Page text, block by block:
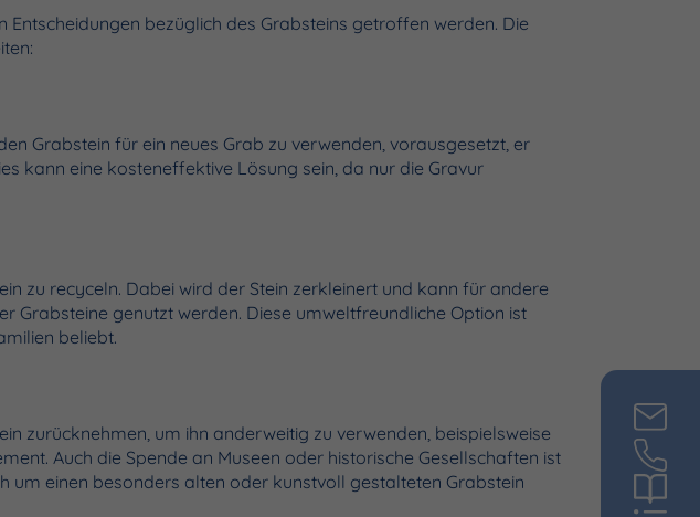
Entscheidungen bezüglich des Grabsteins getroffen werden. Die
Grabstein für ein neues Grab zu verwenden, vorausgesetzt, er
kann eine kosteneffektive Lösung sein, da nur die Gravur
zu recyceln. Dabei wird der Stein zerkleinert und kann für andere
Grabsteine genutzt werden. Diese umweltfreundliche Option ist
beliebt.
zurücknehmen, um ihn anderweitig zu verwenden, beispielsweise
Auch die Spende an Museen oder historische Gesellschaften ist
um einen besonders alten oder kunstvoll gestalteten Grabstein